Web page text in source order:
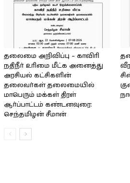
தலைமை அறிவிப்பு – காவிரி
நதிநீர் உரிமை மீட்க அனைத்து
அரசியல் கட்சிகளின்
தலைவர்கள் தலைமையில்
மாபெரும் மக்கள் திரள்
ஆர்ப்பாட்டம் கண்டனவுரை:
செந்தமிழன் சீமான்